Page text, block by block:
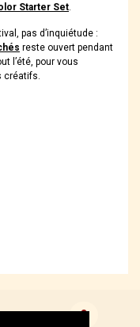
Starter Set.
pas d’inquiétude :
reste ouvert pendant
l’été, pour vous
créatifs.